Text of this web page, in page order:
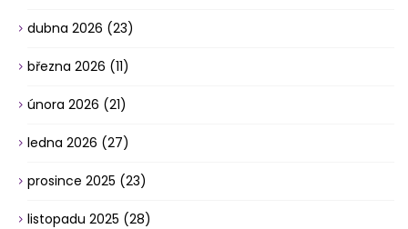
dubna 2026 (23)
března 2026 (11)
února 2026 (21)
ledna 2026 (27)
prosince 2025 (23)
listopadu 2025 (28)